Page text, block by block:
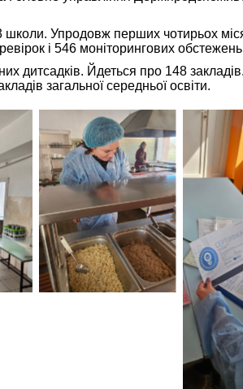
школи. Упродовж перших чотирьох
і 546 моніторингових
дитсадків. Йдеться про 148
загальної середньої освіти.